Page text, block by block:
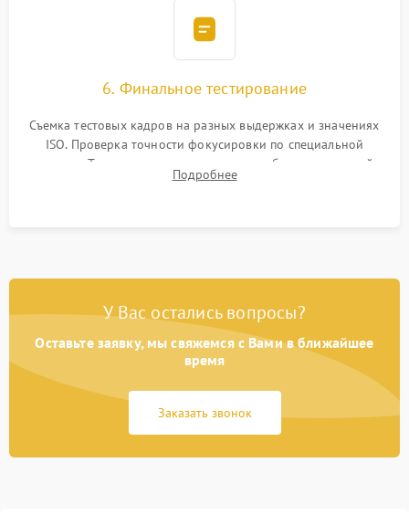
6. Финальное тестирование
Съемка тестовых кадров на разных выдержках и значениях
ISO. Проверка точности фокусировки по специальной
мишени. Тест записи на карту памяти, работы встроенной
вспышки, микрофона и всех кнопок управления.
Подробнее
У Вас остались вопросы?
Оставьте заявку, мы свяжемся с Вами в ближайшее
время
Заказать звонок